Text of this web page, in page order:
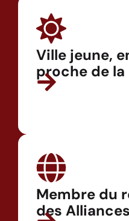
Ville jeune,
proche de
Membre du
des